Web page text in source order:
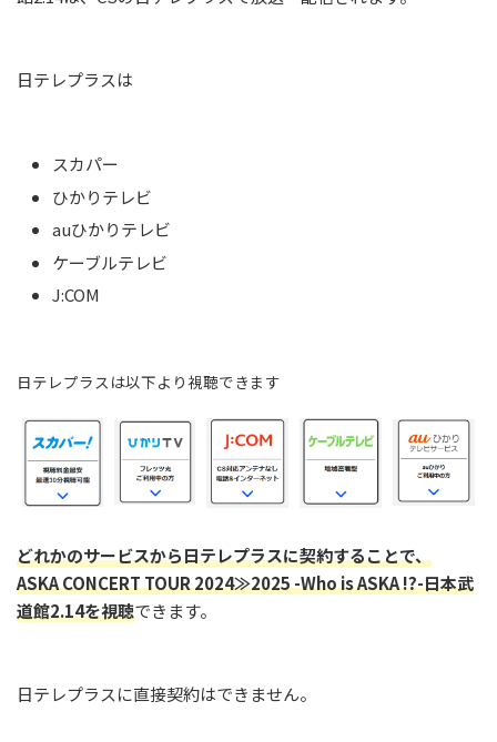
日テレプラスは
スカパー
ひかりテレビ
auひかりテレビ
ケーブルテレビ
J:COM
日テレプラスは以下より視聴できます
どれかのサービスから日テレプラスに契約することで、
ASKA CONCERT TOUR 2024≫2025 -Who is ASKA !?-日本武
道館2.14を視聴できます。
日テレプラスに直接契約はできません。